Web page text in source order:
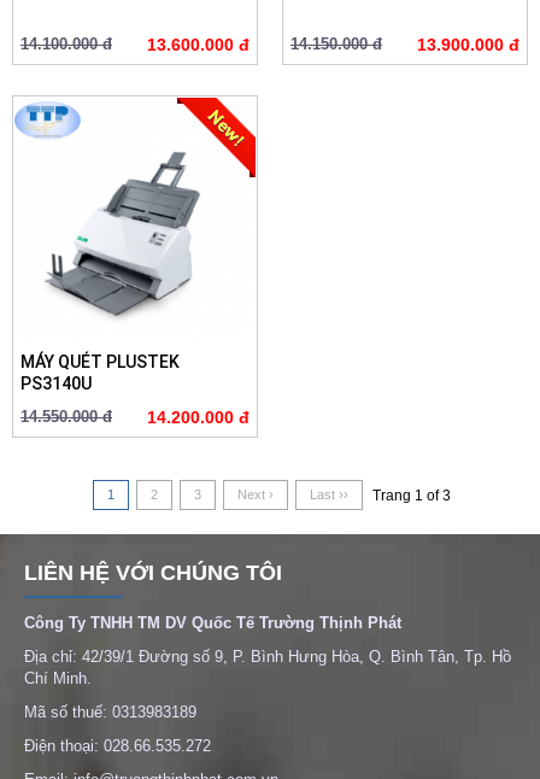
14.100.000 đ 13.600.000 đ 14.150.000 đ 13.900.000 đ
MÁY QUÉT PLUSTEK
PS3140U
14.550.000 đ 14.200.000 đ
Trang 1 of 3
1 2 3 Next › Last ››
LIÊN HỆ VỚI CHÚNG TÔI
Công Ty TNHH TM DV Quốc Tế Trường Thịnh Phát
Địa chỉ: 42/39/1 Đường số 9, P. Bình Hưng Hòa, Q. Bình Tân, Tp. Hồ
Chí Minh.
Mã số thuế: 0313983189
Điện thoại: 028.66.535.272